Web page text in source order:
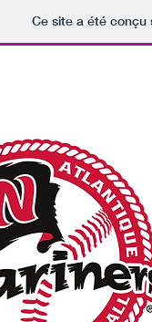
Ce site a été